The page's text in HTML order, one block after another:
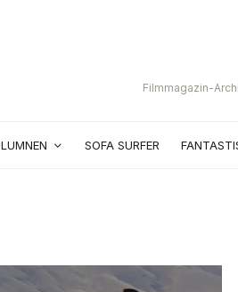
Filmmagazin-
SOFA SURFER